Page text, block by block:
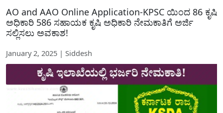
AO and AAO Online Application-KPSC ಯಿಂದ 86 ಕೃಷಿ
ಅಧಿಕಾರಿ 586 ಸಹಾಯಕ ಕೃಷಿ ಅಧಿಕಾರಿ ನೇಮಕಾತಿಗೆ ಅರ್ಜಿ
ಸಲ್ಲಿಸಲು ಅವಕಾಶ!
January 2, 2025 | Siddesh